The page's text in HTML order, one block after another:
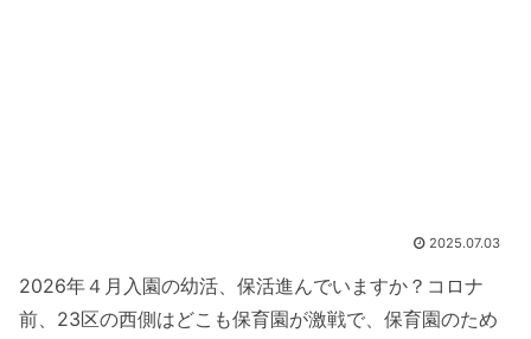
2025.07.03
2026年４月入園の幼活、保活進んでいますか？コロナ
前、23区の西側はどこも保育園が激戦で、保育園のため